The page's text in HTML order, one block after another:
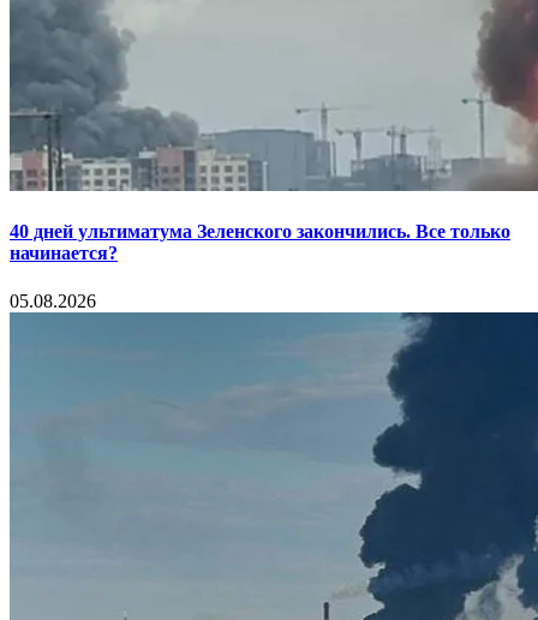
40 дней ультиматума Зеленского закончились. Все только
начинается?
05.08.2026